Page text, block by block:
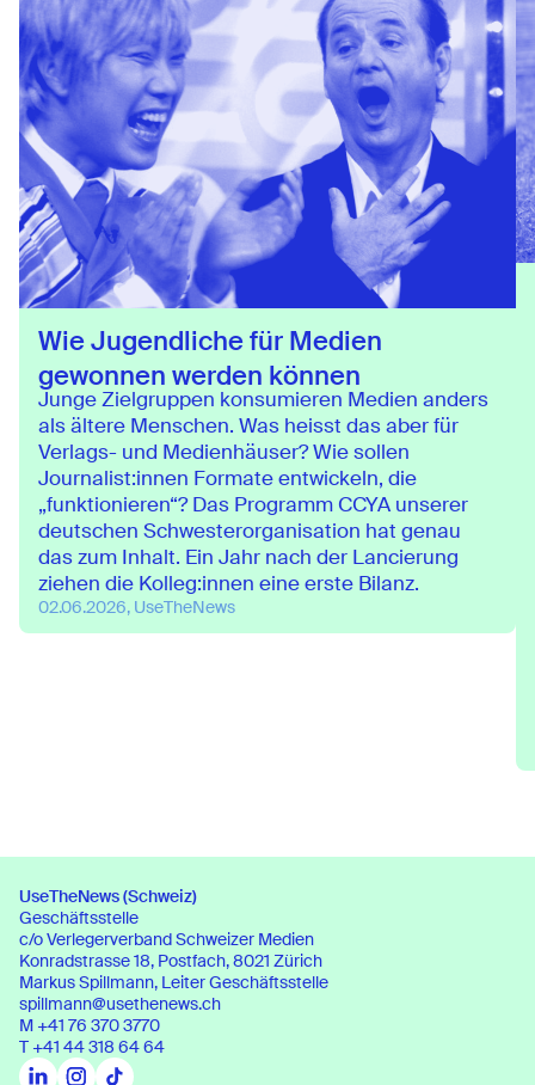
UseTheNews (Schweiz)
Geschäftsstelle
c/o Verlegerverband Schweizer Medien
Konradstrasse 18, Postfach, 8021 Zürich
Wie Jugendliche für Medien
gewonnen werden können
Junge Zielgruppen konsumieren Medien anders
als ältere Menschen. Was heisst das aber für
Verlags- und Medienhäuser? Wie sollen
Journalist:innen Formate entwickeln, die
„funktionieren“? Das Programm CCYA unserer
deutschen Schwesterorganisation hat genau
das zum Inhalt. Ein Jahr nach der Lancierung
ziehen die Kolleg:innen eine erste Bilanz.
02.06.2026, UseTheNews
UseTheNews (Schweiz)
Geschäftsstelle
c/o Verlegerverband Schweizer Medien
Konradstrasse 18, Postfach, 8021 Zürich
Markus Spillmann, Leiter Geschäftsstelle
spillmann@usethenews.ch
M +41 76 370 3770
T +41 44 318 64 64